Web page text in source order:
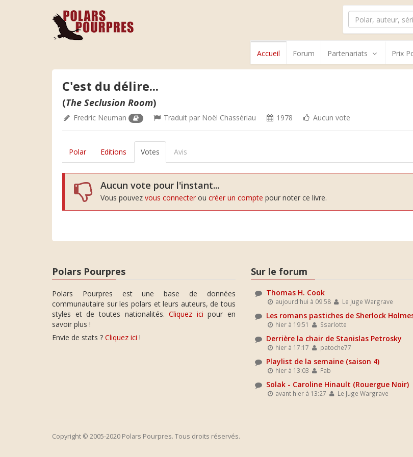
Accueil Forum Partenariats Prix
C'est du délire...
(The Seclusion Room)
Fredric Neuman Traduit par Noël Chassériau 1978 Aucun vote
Polar Editions Votes Avis
Aucun vote pour l'instant...
Vous pouvez vous connecter ou créer un compte pour noter ce livre.
Polars Pourpres
Polars Pourpres est une base de données
communautaire sur les polars et leurs auteurs, de tous
styles et de toutes nationalités.Cliquez ici pour en
savoir plus !
Envie de stats ? Cliquez ici !
Sur le forum
Thomas H. Cook
aujourd'hui à 09:58 Le Juge Wargrave
Les romans pastiches de Sherlock
hier à 19:51 Ssarlotte
Derrière la chair de Stanislas Petrosky
hier à 17:17 patoche77
Playlist de la semaine (saison 4)
hier à 13:03 Fab
Solak - Caroline Hinault (Rouergue Noir)
avant hier à 13:27 Le Juge Wargrave
Copyright © 2005-2020 Polars Pourpres. Tous droits réservés.